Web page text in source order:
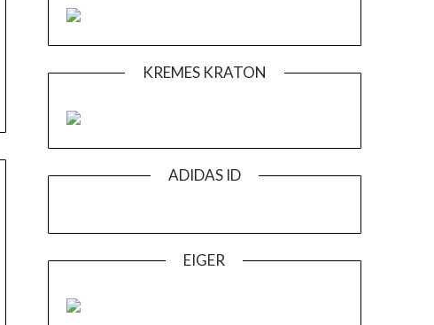
KREMES KRATON
ADIDAS ID
EIGER